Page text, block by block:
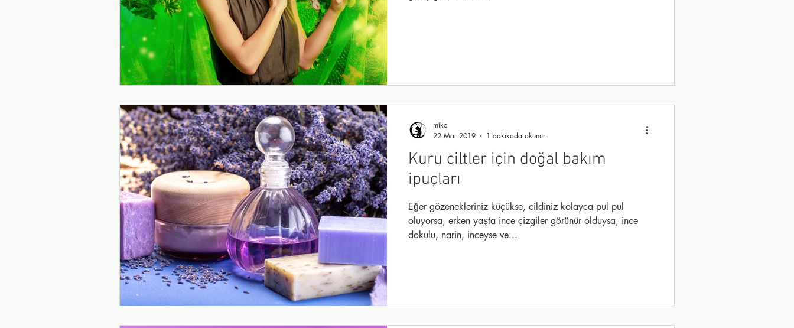
Kuru ciltler için doğal bakım
ipuçları
Eğer gözenekleriniz küçükse, cildiniz kolayca pul pul
oluyorsa, erken yaşta ince çizgiler görünür olduysa, ince
dokulu, narin, inceyse ve...
mika
22 Mar 2019
1 dakikada okunur